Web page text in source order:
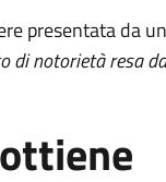
presentata da
di notorietà resa